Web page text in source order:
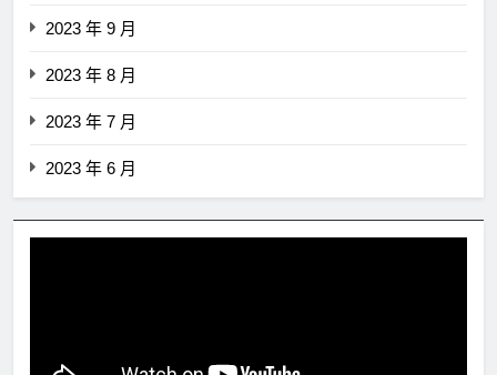
2023 年 9 月
2023 年 8 月
2023 年 7 月
2023 年 6 月